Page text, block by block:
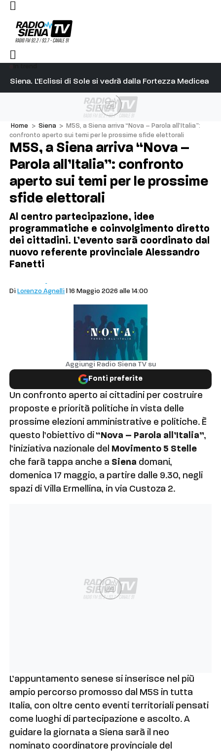
Siena. L’Eclissi di Sole si vedrà dalla Fortezza Medicea
su Diosu sono state poco corrette”
Ad
Home > Siena >
M5S, a Siena arriva “Nova – Parola all’Italia”:
confronto aperto sui temi per le prossime sfide elettorali
M5S, a Siena arriva “Nova –
Parola all’Italia”: confronto
aperto sui temi per le prossime
sfide elettorali
Al centro partecipazione, idee
programmatiche e coinvolgimento diretto
dei cittadini. L’evento sarà coordinato dal
nuovo referente provinciale Alessandro
Fanetti
Di Lorenzo Agnelli | 16 Maggio 2026 alle 14:00
Aggiungi Radio Siena TV su
Fonti preferite
Un confronto aperto ai cittadini per costruire
proposte e priorità politiche in vista delle
prossime elezioni amministrative e politiche. È
questo l’obiettivo di“Nova – Parola all’Italia”,
l’iniziativa nazionale del
Movimento 5 Stelle
che farà tappa anche a Siena domani,
domenica 17 maggio, a partire dalle 9.30, negli
spazi di Villa Ermellina, in via Custoza 2.
Ad
L’appuntamento senese si inserisce nel più
ampio percorso promosso dal M5S in tutta
Italia, con oltre cento eventi territoriali pensati
come luoghi di partecipazione e ascolto. A
guidare la giornata a Siena sarà il neo
nominato coordinatore provinciale del